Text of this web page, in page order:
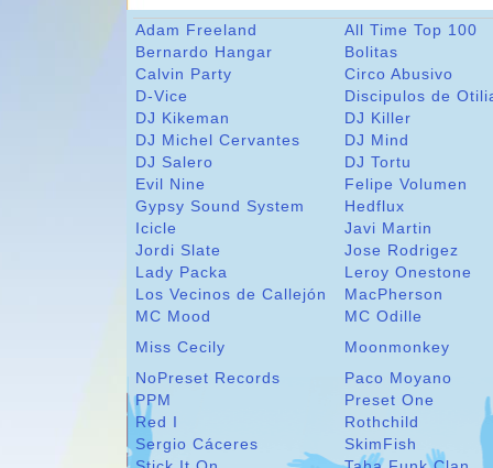
Adam Freeland
All Time Top 100
Bernardo Hangar
Bolitas
Calvin Party
Circo Abusivo
D-Vice
Discipulos de
DJ Kikeman
DJ Killer
DJ Michel Cervantes
DJ Mind
DJ Salero
DJ Tortu
Evil Nine
Felipe Volumen
Gypsy Sound System
Hedflux
Icicle
Javi Martin
Jordi Slate
Jose Rodrigez
Lady Packa
Leroy Onestone
Los Vecinos de Callejón
MacPherson
MC Mood
MC Odille
Miss Cecily
Moonmonkey
NoPreset Records
Paco Moyano
PPM
Preset One
Red I
Rothchild
Sergio Cáceres
SkimFish